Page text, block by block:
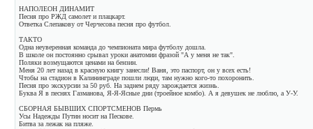
НАПОЛЕОН ДИНАМИТ
Песня про РЖД самолет и плацкарт.
Ответка Слепакову от Черчесова песня про футбол.
ТАКТО
Одна неуверенная команда до чемпионата мира футболу дошла.
В школе он постоянно срывал уроки анатомии фразой "А у меня не так".
Поляки возмущаются ценами на бензин.
Меня 20 лет назад в красную книгу занесли! Ваня, это паспорт, он у всех есть!
Чтобы на стадион в Калининграде пошли люди, там нужно кого-то похоронить.
Песня про экскурсии за 50 руб. На заднем ряду зарождается жизнь.
Буква Я в песнях Газманова, Я-Я-Ясные дни (троейное комбо). А я девушек не люблю, а У-У.
СБОРНАЯ БЫВШИХ СПОРТСМЕНОВ Пермь
Усы Надежды Путин носит на Пескове.
Битва за лежак на пляже.